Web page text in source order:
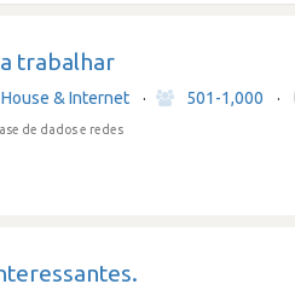
trabalhar
& Internet · 501-1,000 ·
de dados e redes